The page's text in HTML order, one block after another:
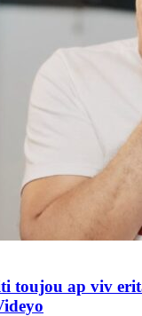
toujou ap viv